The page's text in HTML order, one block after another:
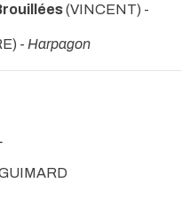
(VINCENT) -
- Harpagon